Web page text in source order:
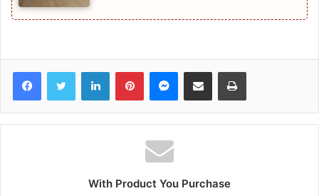
FacebookTwitter LinkedInPinterestMessenger
Share via Email Print
With Product You Purchase